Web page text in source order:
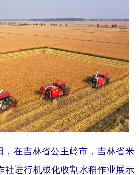
，在吉林省公主岭市，吉林省米
社进行机械化收割水稻作业展示